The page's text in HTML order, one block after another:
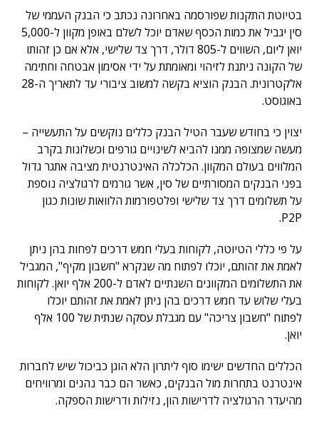
בטיוטת התקנות שפורסמה באחרונה נכתב כי הבנק העממי של
סין יגביל את כמות הכסף שאדם יוכל לשלם באופן מקוון ל-5,000
יואן ליום, השווים ל-805 דולר, דרך צד שלישי, אלא אם כן זהותו
של הקונה ניתנת לזיהוי ומאומתת על ידי אסימון אבטחה וחתימה
אלקטרונית. הבנק הוציא בקשה למשוב ציבורי עד לתאריך ה-28
באוגוסט.
יצוין כי בחודש שעבר הטיל הבנק כללים נוקשים על התעשייה –
מעשה שמצופה ממנו להביא לשינויים גורפים וכשלונות בקרב
המלווים בעולם המקוון. הכלכלה האינטרנטית מציבה אתגר גדול
בפני הבנקים המסורתיים של סין, אשר גורמים לרגולציה נוספת
על תשלומים דרך צד שלישי ופלטפורמות הלוואות שונות כגון
P2P.
על פי כללי הטיוטה, לקוחות בעלי חמש דרכים לפחות בהן ניתן
לאמת את זהותם, יוכלו לפתוח מה שנקרא "חשבון מקיף", המגביל
את התשלומים המקוונים השנתיים לאדם ל-200 אלף יואן. לקוחות
בעלי שלוש עד חמש דרכים בהן ניתן לאמת את זהותם יוכלו
לפתוח "חשבון צריכה" עם מגבלת עסקה שנתית של 100 אלף
יואן.
הכללים החדשים ישימו סוף ליתרון הלא הוגן כביכול שיש לחברות
אינטרנט בתחרות מול הבנקים, כאשר הם כבר נהנים ומרוויחים
מהיעדר הרגולציה לדרישות הון, נזילות ודרישות הספקה.